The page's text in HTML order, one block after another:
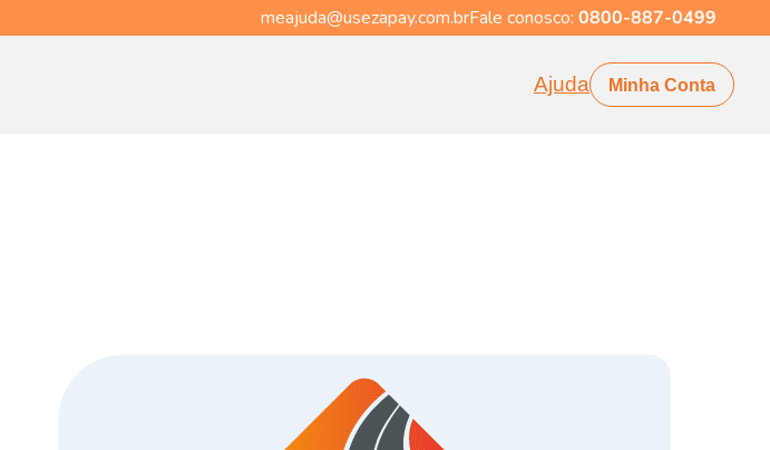
meajuda@usezapay.com.brFale conosco: 0800-887-0499
Ajuda Minha Conta